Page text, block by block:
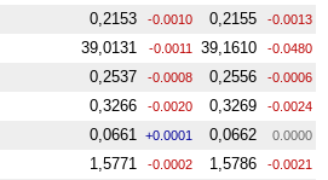
0,2153 -0.0010 0,2155 -0.0013
39,0131 -0.0011 39,1610 -0.0480
0,2537 -0.0008 0,2556 -0.0006
0,3266 -0.0020 0,3269 -0.0024
0,0661 +0.0001 0,0662 0.0000
1,5771 -0.0002 1,5786 -0.0021